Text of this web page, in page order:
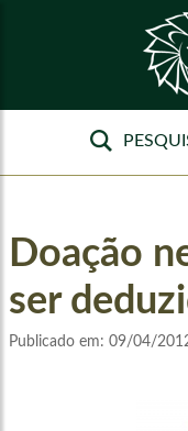
Doação
ser
Publicado em: 09/04/